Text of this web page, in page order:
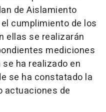
de Aislamiento
cumplimiento de los
ellas se realizarán
mediciones
ha realizado en
se ha constatado la
actuaciones de